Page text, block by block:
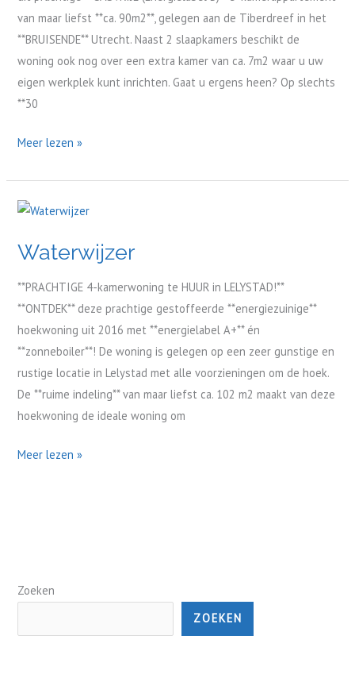
Zoeken
ZOEKEN
van maar liefst **ca. 90m2**, gelegen aan de Tiberdreef in het
**BRUISENDE** Utrecht. Naast 2 slaapkamers beschikt de
woning ook nog over een extra kamer van ca. 7m2 waar u uw
eigen werkplek kunt inrichten. Gaat u ergens heen? Op slechts
**30
Meer lezen »
Waterwijzer
**PRACHTIGE 4-kamerwoning te HUUR in LELYSTAD!**
**ONTDEK** deze prachtige gestoffeerde **energiezuinige**
hoekwoning uit 2016 met **energielabel A+** én
**zonneboiler**! De woning is gelegen op een zeer gunstige en
rustige locatie in Lelystad met alle voorzieningen om de hoek.
De **ruime indeling** van maar liefst ca. 102 m2 maakt van deze
hoekwoning de ideale woning om
Waterwijzer
Meer lezen »